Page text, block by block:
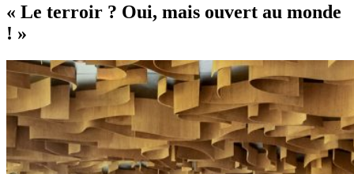
« Le terroir ? Oui, mais ouvert au monde
! »